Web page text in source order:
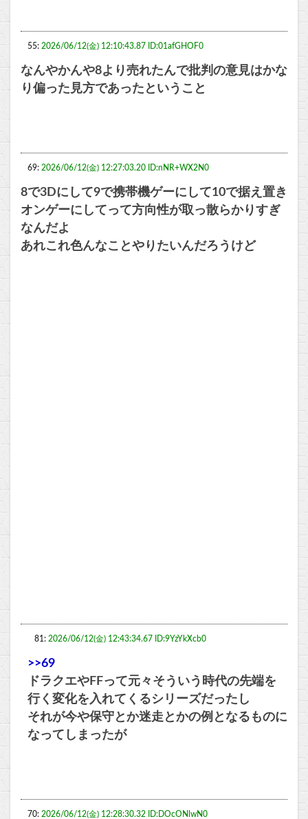
55: 2026/06/12(金) 12:10:43.87 ID:01afGHOF0
なんやかんや8より売れたんで批判の意見はかな
り偏った見方であったということ
69: 2026/06/12(金) 12:27:03.20 ID:nNR+WX2N0
8で3Dにして9で携帯機ゲーにして10で据え置き
オンゲーにしてって方向性が取っ散らかりすぎ
なんだよ
あれこれ色んなことやりたいんだろうけど
81: 2026/06/12(金) 12:43:34.67 ID:9YzYkXcb0
>>69
ドラクエやFFって元々そういう時代の先端を
行く変化を入れてくるシリーズだったし
それが今や保守とか迷走とかの例となるものに
なってしまったが
70: 2026/06/12(金) 12:28:30.32 ID:DOcONlwN0